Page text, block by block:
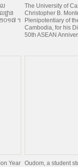
ល
ដ្ឋាន
២០១៧ ។
The University of
Christopher B.
Plenipotentiary of
Cambodia, for his
50th ASEAN
Year Oudom, a student